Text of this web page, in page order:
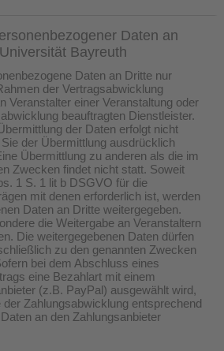
Daten an
Bayreuth
Daten an Dritte nur
der Vertragsabwicklung
Veranstalter einer Veranstaltung oder
beauftragten Dienstleister.
der Daten erfolgt nicht
der Übermittlung ausdrücklich
Übermittlung zu anderen als die im
Zwecken findet nicht statt. Soweit
1 S. 1 lit b DSGVO für die
mit denen erforderlich ist, werden
Daten an Dritte weitergegeben.
die Weitergabe an Veranstaltern
Die weitergegebenen Daten dürfen
zu den genannten Zwecken
bei dem Abschluss eines
eine Bezahlart mit einem
(z.B. PayPal) ausgewählt wird,
Zahlungsabwicklung entsprechend
an den Zahlungsanbieter